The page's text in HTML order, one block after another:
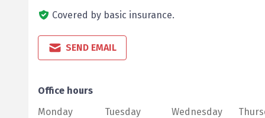
Covered by basic insurance.
SEND EMAIL
Office hours
Monday
Tuesday Wednesday